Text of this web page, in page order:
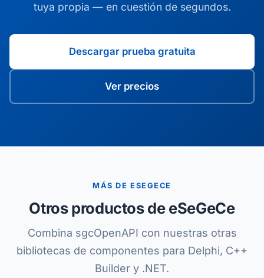
tuya propia — en cuestión de segundos.
Descargar prueba gratuita
Ver precios
MÁS DE ESEGECE
Otros productos de eSeGeCe
Combina sgcOpenAPI con nuestras otras
bibliotecas de componentes para Delphi, C++
Builder y .NET.